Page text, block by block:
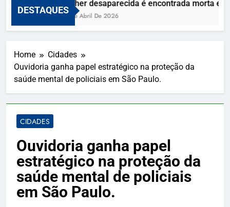
DESTAQUES
Mulher desaparecida é encontrada morta e
10 De Abril De 2026
Home
Cidades
Ouvidoria ganha papel estratégico na proteção da
saúde mental de policiais em São Paulo.
CIDADES
Ouvidoria ganha papel
estratégico na proteção da
saúde mental de policiais
em São Paulo.